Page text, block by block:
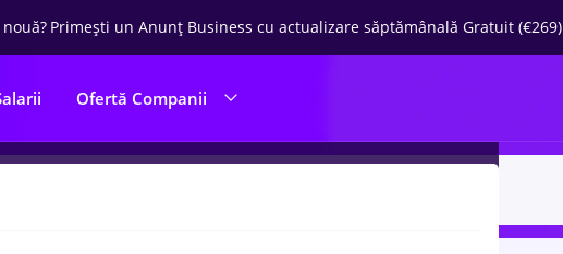
Primești un Anunț Business cu actualizare săptămânală Gratuit (€269)
Ofertă Companii